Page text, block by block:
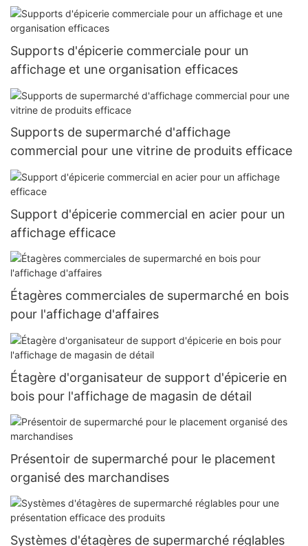
Supports d'épicerie commerciale pour un
affichage et une organisation efficaces
Supports de supermarché d'affichage
commercial pour une vitrine de produits efficace
Support d'épicerie commercial en acier pour un
affichage efficace
Étagères commerciales de supermarché en bois
pour l'affichage d'affaires
Étagère d'organisateur de support d'épicerie en
bois pour l'affichage de magasin de détail
Présentoir de supermarché pour le placement
organisé des marchandises
Systèmes d'étagères de supermarché réglables